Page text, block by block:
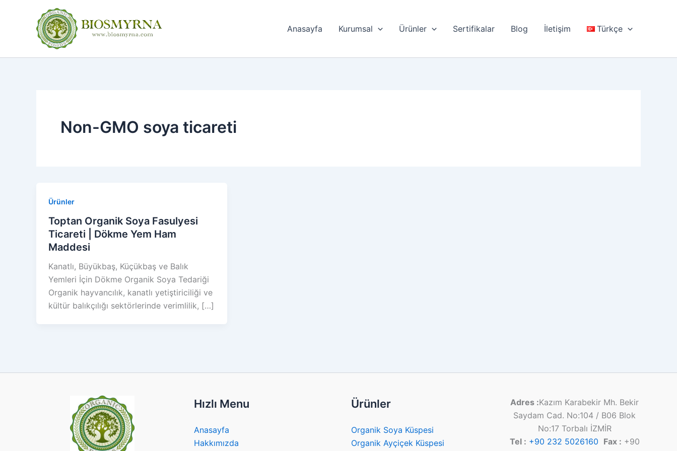
Anasayfa
Kurumsal Ürünler Sertifikalar Blog İletişim Türkçe
Non-GMO soya ticareti
Ürünler
Toptan Organik Soya Fasulyesi
Ticareti | Dökme Yem Ham
Maddesi
Kanatlı, Büyükbaş, Küçükbaş ve Balık
Yemleri İçin Dökme Organik Soya Tedariği
Organik hayvancılık, kanatlı yetiştiriciliği ve
kültür balıkçılığı sektörlerinde verimlilik, […]
Hızlı Menu
Anasayfa
Hakkımızda
Ürünler
Organik Soya Küspesi
Organik Ayçiçek Küspesi
Adres :Kazım Karabekir Mh. Bekir
Saydam Cad. No:104 / B06 Blok
No:17 Torbalı İZMİR
Tel : +90 232 5026160 Fax : +90